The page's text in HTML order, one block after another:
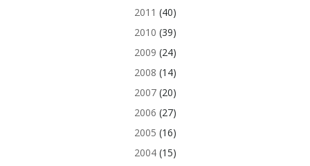
2011 (40)
2010 (39)
2009 (24)
2008 (14)
2007(20)
2006 (27)
2005 (16)
2004(15)